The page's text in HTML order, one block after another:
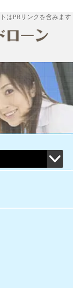
はPRリンクを含みます